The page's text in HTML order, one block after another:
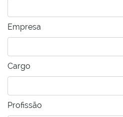
Empresa
Cargo
Profissão